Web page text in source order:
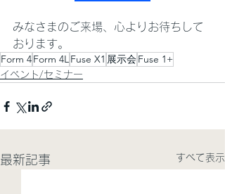
みなさまのご来場、心よりお待ちして
おります。
Form 4Form 4LFuse X1 展示会Fuse 1+
イベント/セミナー
最新記事 すべて表示